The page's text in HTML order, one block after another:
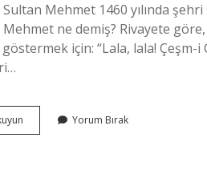
Mehmet 1460 yılında
ne demiş? Rivayete
göstermek için: “Lala, lala!
Yı
Yorum Bırak